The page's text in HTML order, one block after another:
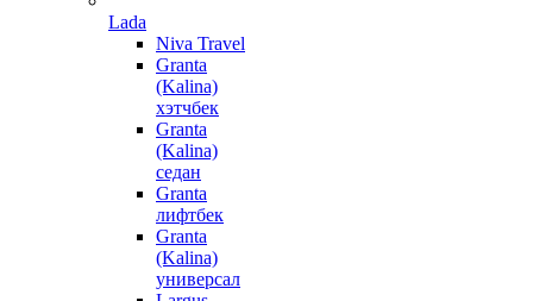
Lada
Niva Travel
Granta
(Kalina)
хэтчбек
Granta
(Kalina)
седан
Granta
лифтбек
Granta
(Kalina)
универсал